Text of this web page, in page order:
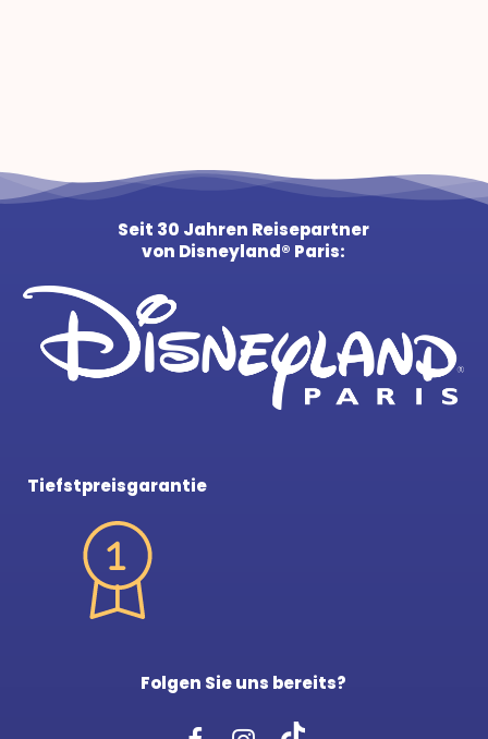
Seit 30 Jahren Reisepartner
von Disneyland® Paris:
Tiefstpreisgarantie
Folgen Sie uns bereits?